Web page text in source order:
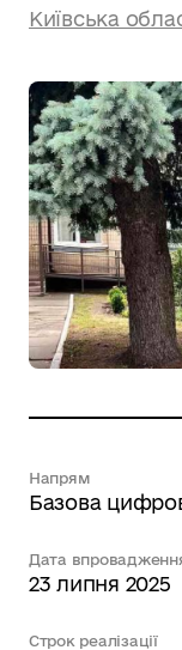
Новини
Київська
Напрям
Базова
Дата
23 липня 2025
Строк реалізації